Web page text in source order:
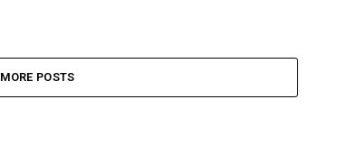
MORE POSTS